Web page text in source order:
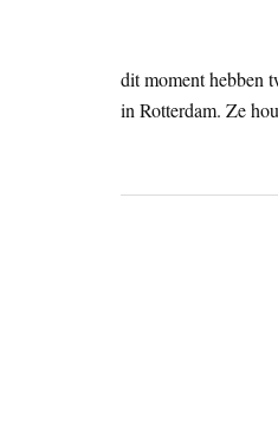
dit moment hebben
in Rotterdam. Ze